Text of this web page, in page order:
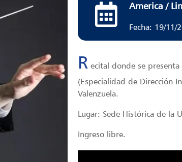
America /
Fecha: 19/11/
R ecital donde se presenta
(Especialidad de Dirección
Valenzuela.
Lugar: Sede Histórica de la
Ingreso libre.